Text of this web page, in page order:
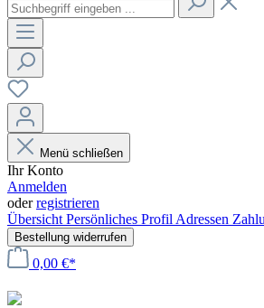
Menü schließen
Ihr Konto
Anmelden
oderregistrieren
Übersicht Persönliches Profil Adressen
Bestellung widerrufen
0,00 €*